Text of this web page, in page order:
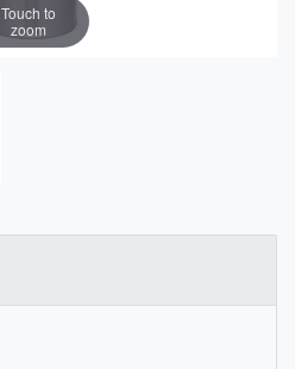
Touch to
zoom